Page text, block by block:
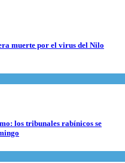
muerte por el virus del Nilo
los tribunales rabínicos se